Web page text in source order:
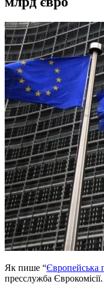
Як пише “Європейська
пресслужба Єврокомісії.